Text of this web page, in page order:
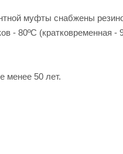
муфты снабжены
- 80ºС (кратковременная -
менее 50 лет.